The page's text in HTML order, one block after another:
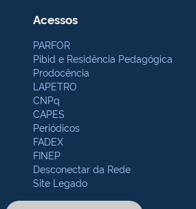
Acessos
PARFOR
Pibid e Residência Pedagógica
Prodocência
LAPETRO
CNPq
CAPES
Periódicos
FADEX
FINEP
Desconectar da Rede
Site Legado